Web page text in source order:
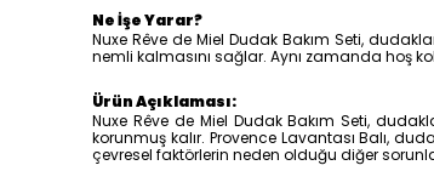
Ne İşe Yarar?
Nuxe Rêve de Miel Dudak Bakım Seti,
nemli kalmasını sağlar. Aynı zamanda hoş
Ürün Açıklaması:
Nuxe Rêve de Miel Dudak Bakım Seti,
korunmuş kalır. Provence Lavantası Balı,
çevresel faktörlerin neden olduğu diğer